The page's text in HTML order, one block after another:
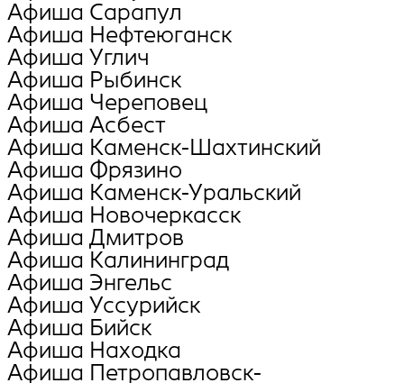
Афиша Сарапул
Афиша Нефтеюганск
Афиша Углич
Афиша Рыбинск
Афиша Череповец
Афиша Асбест
Афиша Каменск-Шахтинский
Афиша Фрязино
Афиша Каменск-Уральский
Афиша Новочеркасск
Афиша Дмитров
Афиша Калининград
Афиша Энгельс
Афиша Уссурийск
Афиша Бийск
Афиша Находка
Афиша Петропавловск-